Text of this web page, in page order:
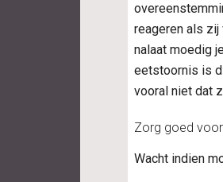
reageren als
nalaat moedig
eetstoornis is
vooral niet dat
Zorg goed
Wacht indien